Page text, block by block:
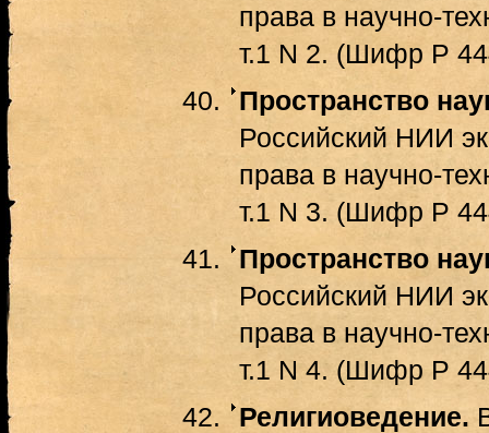
права в научно-
т.1 N 2. (Шифр Р
Пространство
Российский НИИ
права в научно-
т.1 N 3. (Шифр Р
Пространство
Российский НИИ
права в научно-
т.1 N 4. (Шифр Р
Религиоведение.